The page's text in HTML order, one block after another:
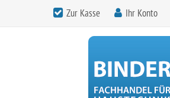
Zur Kasse Ihr Konto